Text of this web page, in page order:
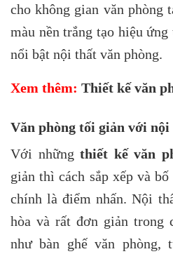
cho không gian văn phòng
màu nền trắng tạo hiệu
nổi bật nội thất văn phòng.
Xem thêm: Thiết kế văn
Văn phòng tối giản với
Với nhữngthiết kế văn
giản thì cách sắp xếp và
chính là điểm nhấn. Nội
hòa và rất đơn giản trong
như bàn ghế văn phòng,